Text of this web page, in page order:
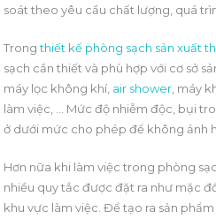
soát theo yêu cầu chất lượng, quá
Trongthiết kế phòng sạch sản xuất
sạch cần thiết và phù hợp với cơ sở
máy lọc không khí, air shower , máy
làm việc, … Mức độ nhiễm độc, bụi
ở dưới mức cho phép để không ảnh
Hơn nữa khi làm việc trong phòng
nhiều quy tắc được đặt ra như mặc
khu vực làm việc. Để tạo ra sản